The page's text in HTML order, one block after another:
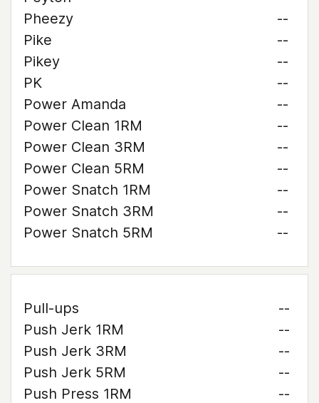
Pheezy
--
Pike
--
Pikey
--
PK
--
Power Amanda
--
Power Clean 1RM
--
Power Clean 3RM
--
Power Clean 5RM
--
Power Snatch 1RM
--
Power Snatch 3RM
--
Power Snatch 5RM
--
Pull-ups
--
Push Jerk 1RM
--
Push Jerk 3RM
--
Push Jerk 5RM
--
Push Press 1RM
--